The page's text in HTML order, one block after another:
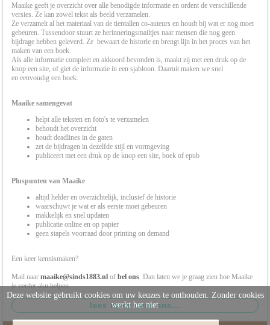
Maaike geeft je overzicht over alle benodigde informatie en ordent de verschillende
versies. Ze kan zowel tekst als beeld verzamelen.
Ze verzamelt al het materiaal van de tientallen co-auteurs en houdt bij wat er nog moet
gebeuren. Tussendoor stuurt ze herinneringsmailtjes naar mensen die nog geen
bijdrage hebben geleverd. Ze bewaart de historie en brengt lijn in het proces van het
maken van een boek.
Als alle informatie compleet en akkoord bevonden is, maakt zij met een druk op de
knop een site, of giet de informatie in een sjabloon. Daaruit maken we snel
en eenvoudig een boek.
Maaike samengevat
helpt alle teksten en foto's te verzamelen
behoudt het overzicht
houdt deadlines in de gaten
zet de bijdragen in dezelfde stijl en vormgeving
publiceert met een druk op de knop een site, boek of epub
Pluspunten van Maaike
altijd helder en overzichtelijk, inclusief de historie
waarschuwt je wat er als eerste moet gebeuren
makkelijk en snel updaten
publicatie online en op papier
geen stapels voorraad door printing on demand
Een keer kennismaken?
Mail naar maaike@sinds1883.nl of bel ons . Dan laten we je graag zien hoe Maaike
je verder akn helpen.
Deze website gebruikt cookies om uw keuzes te onthouden. Zonder cookies
werkt het niet